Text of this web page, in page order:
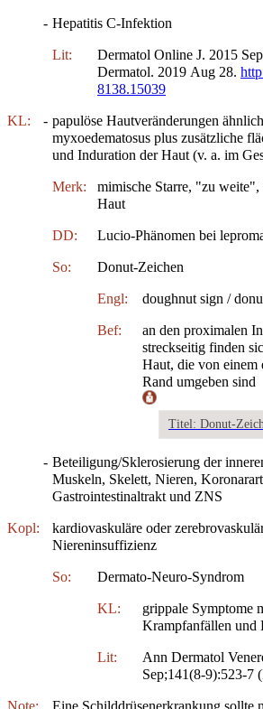
- Hepatitis C-Infektion
Lit:
Dermatol Online J. 2015
Dermatol. 2019 Aug 28.
8138.15039
KL: - papulöse Hautveränderungen
myxoedematosus plus zusätzliche
und Induration der Haut (v. a. im
Merk:
mimische Starre, "zu weite",
Haut
DD: Lucio-Phänomen bei
So: Donut-Zeichen
Engl: doughnut sign /
Bef:
an den proximalen
streckseitig finden
Haut, die von einem
Rand umgeben sind
Titel: Donut-
- Beteiligung/Sklerosierung der
Muskeln, Skelett, Nieren,
Gastrointestinaltrakt und ZNS
Kopl:
kardiovaskuläre oder
Niereninsuffizienz
So: Dermato-Neuro-Syndrom
KL:
grippale Symptome
Krampfanfällen und
Lit:
Ann Dermatol
Sep;141(8-9):523-7
Note: Eine Schilddrüsenerkrankung sollte